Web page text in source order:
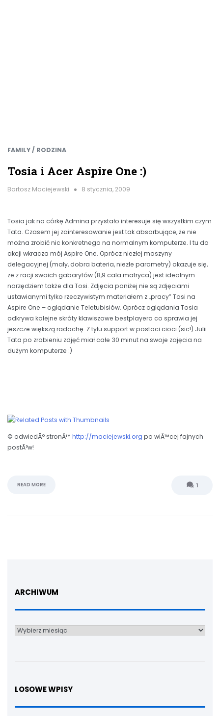
FAMILY / RODZINA
Tosia i Acer Aspire One :)
Bartosz Maciejewski 8 stycznia, 2009
Tosia jak na córkę Admina przystało interesuje się wszystkim czym
Tata. Czasem jej zainteresowanie jest tak absorbujące, że nie
można zrobić nic konkretnego na normalnym komputerze. I tu do
akcji wkracza mój Aspire One. Oprócz niezłej maszyny
delegacyjnej (mały, dobra bateria, niezłe parametry) okazuje się,
ze z racji swoich gabarytów (8,9 cala matryca) jest idealnym
narzędziem także dla Tosi. Zdjęcia poniżej nie są zdjęciami
ustawianymi tylko rzeczywistym materiałem z „pracy” Tosi na
Aspire One – oglądanie Teletubisiów. Oprócz oglądania Tosia
odkrywa kolejne skróty klawiszowe bestplayera co sprawia jej
jeszcze większą radochę. Z tyłu support w postaci cioci (sic!) Julii.
Tata po zrobieniu zdjęć miał całe 30 minut na swoje zajęcia na
dużym komputerze :)
© odwiedÅº stronÄ™ http://maciejewski.org po wiÄ™cej fajnych
postÃ³w!
READ MORE 1
ARCHIWUM
Archiwum
LOSOWE WPISY